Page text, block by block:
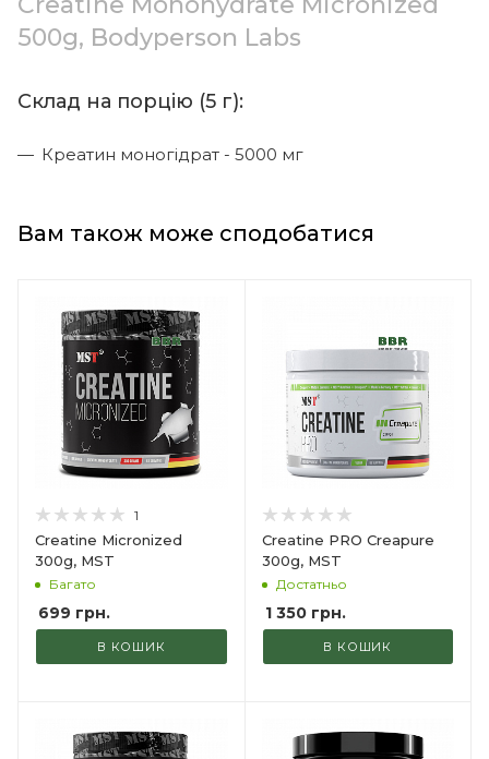
500g, Bodyperson Labs
Склад на порцію (5 г):
Креатин моногідрат - 5000 мг
Вам також може сподобатися
1
Creatine Micronized
300g, MST
Багато
699 грн.
В КОШИК
Creatine PRO Creapure
300g, MST
Достатньо
1 350грн.
В КОШИК